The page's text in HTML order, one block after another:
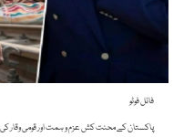
فائل فوٹو
پاکستان کے محنت کش عزم و ہمت اور قومی وقار